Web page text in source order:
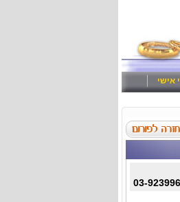
אישי